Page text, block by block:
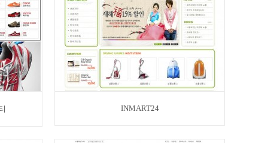
INMART24